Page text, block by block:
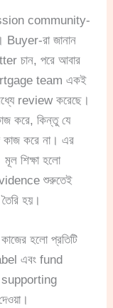
community-
Buyer-রা জানান
চান, পরে আবার
team একই
review করেছে।
করে, কিন্তু যে
করে না। এর
শিক্ষা হলো
শুরুতেই
হয়।
হলো প্রতিটি
এবং fund
supporting